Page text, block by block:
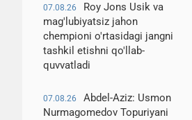
07.08.26
Roy Jons Usik va
mag'lubiyatsiz jahon
chempioni o'rtasidagi jangni
tashkil etishni qo'llab-
quvvatladi
07.08.26
Abdel-Aziz: Usmon
Nurmagomedov Topuriyani